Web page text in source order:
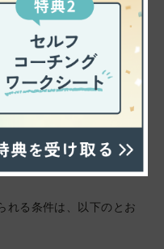
ける
上のトレーニングに加え
チングを10時間、3カ月
ります。10時間のうち3
の7時間は1対1もしくは
せん。
れる条件は、以下のとお